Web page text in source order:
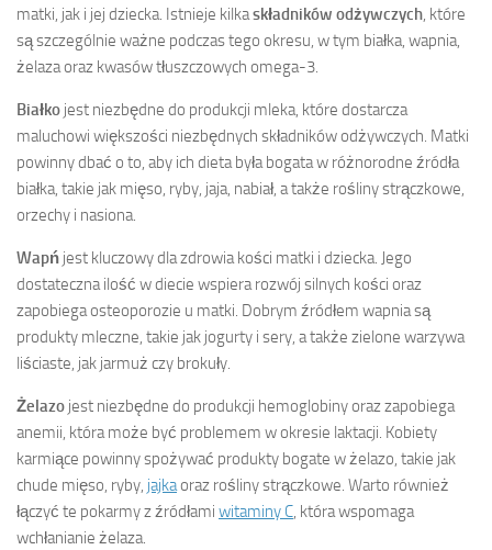
matki, jak i jej dziecka. Istnieje kilkaskładników odżywczych, które
są szczególnie ważne podczas tego okresu, w tym białka, wapnia,
żelaza oraz kwasów tłuszczowych omega-3.
Białko jest niezbędne do produkcji mleka, które dostarcza
maluchowi większości niezbędnych składników odżywczych. Matki
powinny dbać o to, aby ich dieta była bogata w różnorodne źródła
białka, takie jak mięso, ryby, jaja, nabiał, a także rośliny strączkowe,
orzechy i nasiona.
Wapń jest kluczowy dla zdrowia kości matki i dziecka. Jego
dostateczna ilość w diecie wspiera rozwój silnych kości oraz
zapobiega osteoporozie u matki. Dobrym źródłem wapnia są
produkty mleczne, takie jak jogurty i sery, a także zielone warzywa
liściaste, jak jarmuż czy brokuły.
Żelazo jest niezbędne do produkcji hemoglobiny oraz zapobiega
anemii, która może być problemem w okresie laktacji. Kobiety
karmiące powinny spożywać produkty bogate w żelazo, takie jak
chude mięso, ryby, jajkaoraz rośliny strączkowe. Warto również
łączyć te pokarmy z źródłami witaminy C, która wspomaga
wchłanianie żelaza.